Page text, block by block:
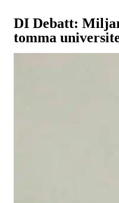
DI Debatt:
tomma